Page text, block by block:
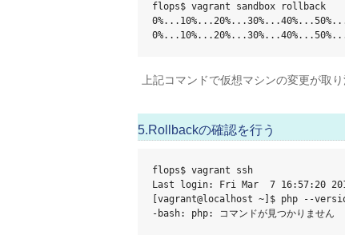
flops$ vagrant sandbox rollback
上記コマンドで仮想マシンの変更が取り
5.Rollbackの確認を行う
flops$ vagrant ssh
Last login: Fri Mar  7 16:57:20
[vagrant@localhost ~]$ php --
-bash: php: コマンドが見つかりません